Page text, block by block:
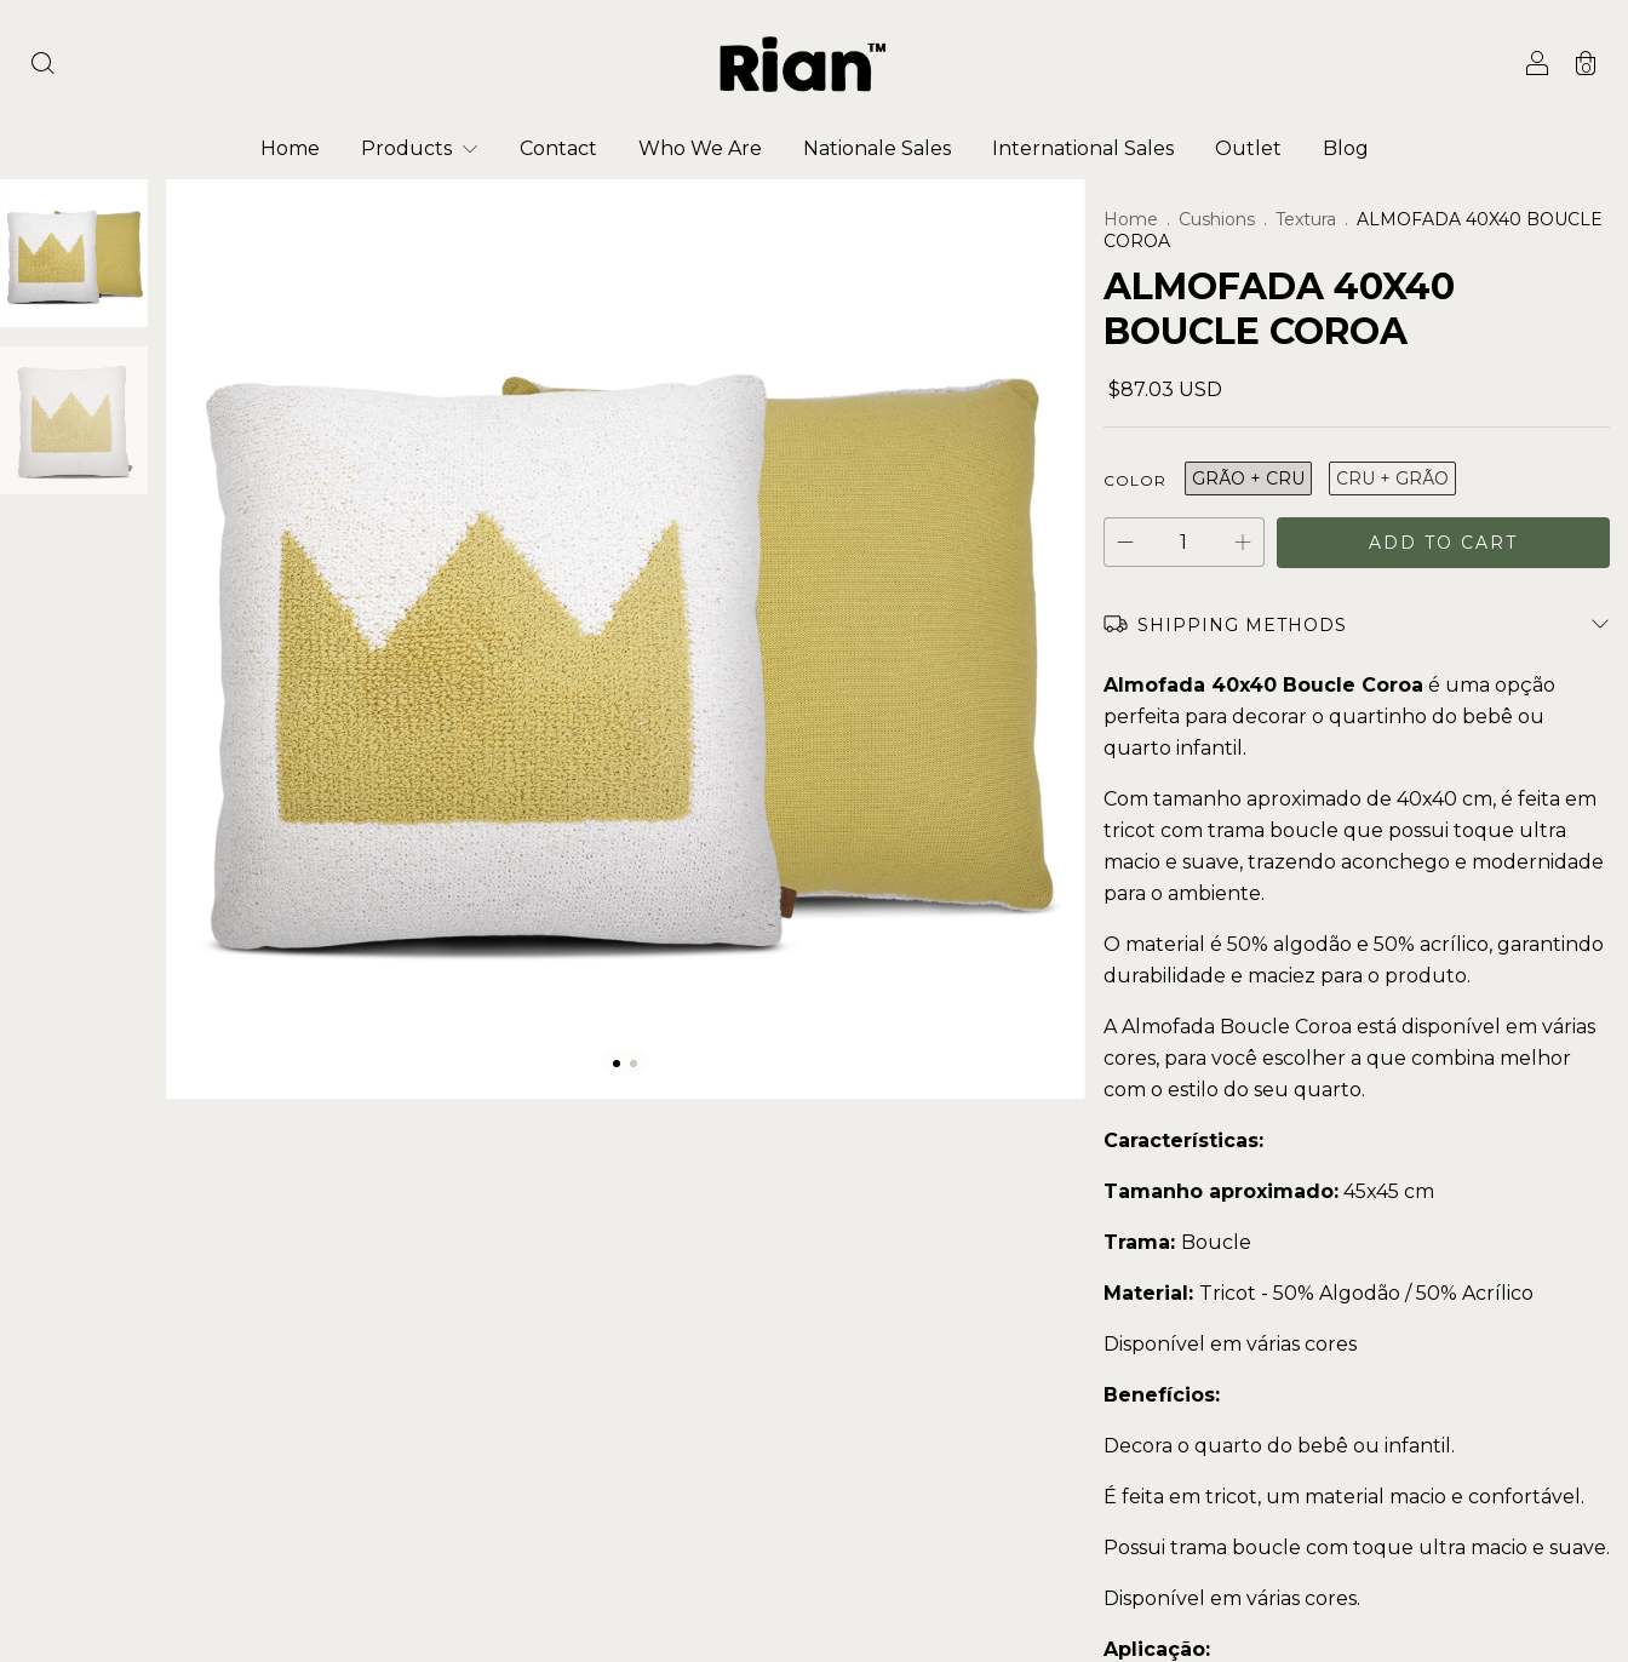
0
Home Products Contact Who We Are Nationale Sales International Sales Outlet Blog
Home . Cushions . Textura . ALMOFADA 40X40 BOUCLE
COROA
ALMOFADA 40X40
BOUCLE COROA
$87.03 USD
COLOR GRÃO + CRU CRU + GRÃO
SHIPPING METHODS
Almofada 40x40 Boucle Coroa é uma opção
perfeita para decorar o quartinho do bebê ou
quarto infantil.
Com tamanho aproximado de 40x40 cm, é feita em
tricot com trama boucle que possui toque ultra
macio e suave, trazendo aconchego e modernidade
para o ambiente.
O material é 50% algodão e 50% acrílico, garantindo
durabilidade e maciez para o produto.
A Almofada Boucle Coroa está disponível em várias
cores, para você escolher a que combina melhor
com o estilo do seu quarto.
Características:
Tamanho aproximado: 45x45 cm
Trama: Boucle
Material: Tricot - 50% Algodão / 50% Acrílico
Disponível em várias cores
Benefícios:
Decora o quarto do bebê ou infantil.
É feita em tricot, um material macio e confortável.
Possui trama boucle com toque ultra macio e suave.
Disponível em várias cores.
Aplicação: